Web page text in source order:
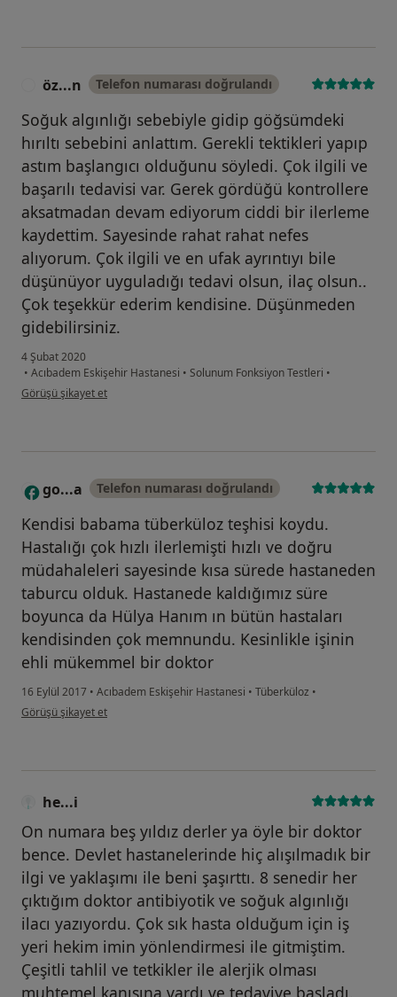
öz...n Telefon numarası doğrulandı
Soğuk algınlığı sebebiyle gidip göğsümdeki
hırıltı sebebini anlattım. Gerekli tektikleri yapıp
astım başlangıcı olduğunu söyledi. Çok ilgili ve
başarılı tedavisi var. Gerek gördüğü kontrollere
aksatmadan devam ediyorum ciddi bir ilerleme
kaydettim. Sayesinde rahat rahat nefes
alıyorum. Çok ilgili ve en ufak ayrıntıyı bile
düşünüyor uyguladığı tedavi olsun, ilaç olsun..
Çok teşekkür ederim kendisine. Düşünmeden
gidebilirsiniz.
4 Şubat 2020
• Acıbadem Eskişehir Hastanesi • Solunum Fonksiyon Testleri •
kullanıcının görüşüne göre öz...n
Görüşü şikayet et
G go...a Telefon numarası doğrulandı
Kendisi babama tüberküloz teşhisi koydu.
Hastalığı çok hızlı ilerlemişti hızlı ve doğru
müdahaleleri sayesinde kısa sürede hastaneden
taburcu olduk. Hastanede kaldığımız süre
boyunca da Hülya Hanım ın bütün hastaları
kendisinden çok memnundu. Kesinlikle işinin
ehli mükemmel bir doktor
16 Eylül 2017 • Acıbadem Eskişehir Hastanesi • Tüberküloz •
kullanıcının görüşüne göre go...a
Görüşü şikayet et
he...i
On numara beş yıldız derler ya öyle bir doktor
bence. Devlet hastanelerinde hiç alışılmadık bir
ilgi ve yaklaşımı ile beni şaşırttı. 8 senedir her
çıktığım doktor antibiyotik ve soğuk algınlığı
ilacı yazıyordu. Çok sık hasta olduğum için iş
yeri hekim imin yönlendirmesi ile gitmiştim.
Çeşitli tahlil ve tetkikler ile alerjik olması